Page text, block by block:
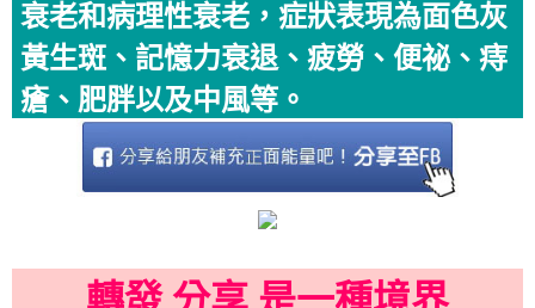
衰老和病理性衰老，症狀表現為面色灰
黃生斑、記憶力衰退、疲勞、便祕、痔
瘡、肥胖以及中風等。